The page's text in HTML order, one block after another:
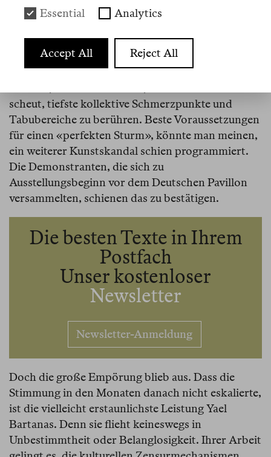
Frühling die Kunstbiennale von Venedig eröffnet.
Und ausgerechnet im Deutschen Pavillon wurde
eine israelische Künstlerin ausgestellt, Yael
scheut, tiefste kollektive Schmerzpunkte und
Tabubereiche zu berühren. Beste Voraussetzungen
für einen «perfekten Sturm», könnte man meinen,
ein weiterer Kunstskandal schien programmiert.
Die Demonstranten, die sich zu
Ausstellungsbeginn vor dem Deutschen Pavillon
versammelten, schienen das zu bestätigen.
Die besten Texte in Ihrem
Postfach
Unser kostenloser
Newsletter
Newsletter-Anmeldung
Doch die große Empörung blieb aus. Dass die
Stimmung in den Monaten danach nicht eskalierte,
ist die vielleicht erstaunlichste Leistung Yael
Bartanas. Denn sie flieht keineswegs in
Unbestimmtheit oder Belanglosigkeit. Ihrer Arbeit
Essential Analytics
Accept All Reject All